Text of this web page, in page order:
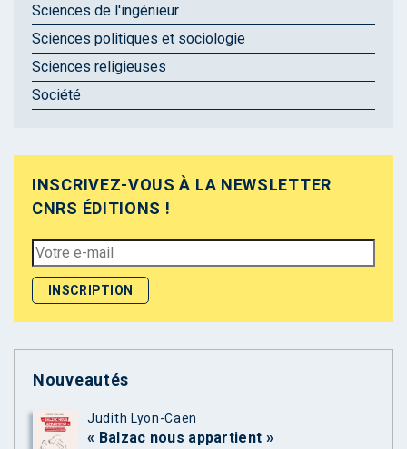
Sciences de l'ingénieur
Sciences politiques et sociologie
Sciences religieuses
Société
INSCRIVEZ-VOUS À LA NEWSLETTER
CNRS ÉDITIONS !
Nouveautés
Judith Lyon-Caen
« Balzac nous appartient »